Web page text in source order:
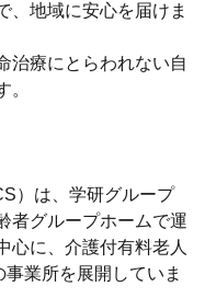
、地域に安心を届けま
治療にとらわれない自
。
）は、学研グループ
者グループホームで運
心に、介護付有料老人
業所を展開していま